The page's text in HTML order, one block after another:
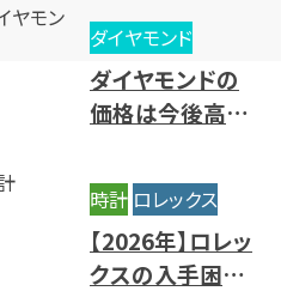
値基準と売却時
のポイントとは？
ダイヤモンド
ダイヤモンドの
価格は今後高騰
値上がりの背景
時計 ロレックス
【2026年】ロレッ
クスの入手困難